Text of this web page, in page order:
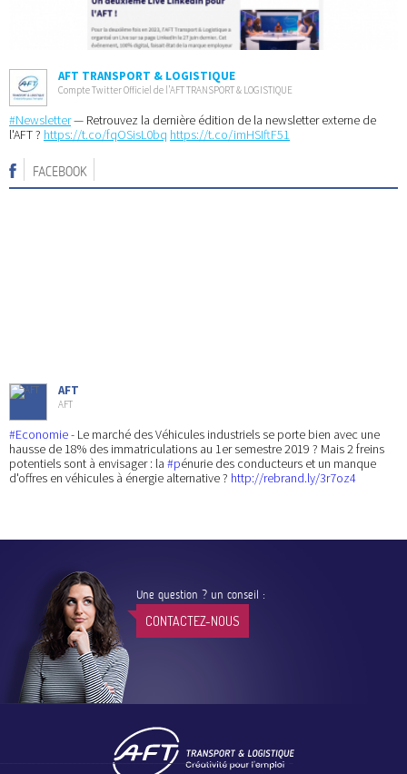
AFT TRANSPORT & LOGISTIQUE
Compte Twitter Officiel de l’AFT TRANSPORT & LOGISTIQUE
#Newsletter— Retrouvez la dernière édition de la newsletter externe de
l'AFT ? https://t.co/fqOSisL0bq https://t.co/imHSIftF51
FACEBOOK
AFT
AFT
#Economie- Le marché des Véhicules industriels se porte bien avec une
hausse de 18% des immatriculations au 1er semestre 2019 ? Mais 2 freins
potentiels sont à envisager : la #pénurie des conducteurs et un manque
d'offres en véhicules à énergie alternative ? http://rebrand.ly/3r7oz4
Une question ? un conseil :
CONTACTEZ-NOUS